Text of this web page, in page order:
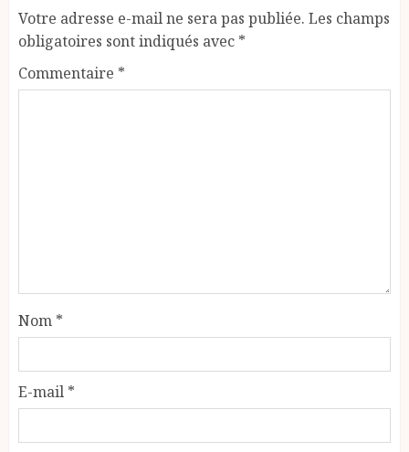
Votre adresse e-mail ne sera pas publiée. Les champs
obligatoires sont indiqués avec *
Commentaire *
Nom *
E-mail *